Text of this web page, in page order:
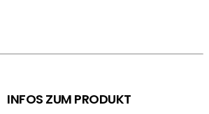
INFOS ZUM PRODUKT